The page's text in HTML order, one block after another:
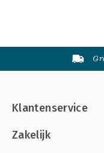
Klantenservice
Zakelijk